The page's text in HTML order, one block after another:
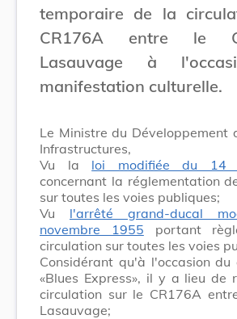
temporaire de la
CR176A entre le
Lasauvage à
manifestation culturelle.
Le Ministre du Développement
Infrastructures,
Vu la loi modifiée du 14
concernant la réglementation
sur toutes les voies publiques;
Vu l'arrêté grand-ducal
novembre 1955 portant
circulation sur toutes les voies
Considérant qu'à l'occasion
«Blues Express», il y a lieu de
circulation sur le CR176A
Lasauvage;